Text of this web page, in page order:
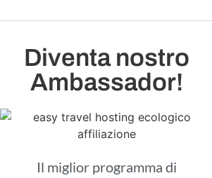
Diventa nostro
Ambassador!
Il miglior programma di